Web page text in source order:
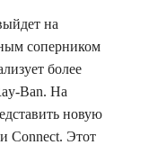
на
соперником
более
Ban. На
новую
Connect. Этот